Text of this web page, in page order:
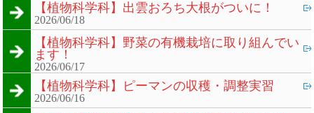
【植物科学科】出雲おろち大根がついに！
2026/06/18
【植物科学科】野菜の有機栽培に取り組んでい
ます！
2026/06/17
【植物科学科】ピーマンの収穫・調整実習
2026/06/16